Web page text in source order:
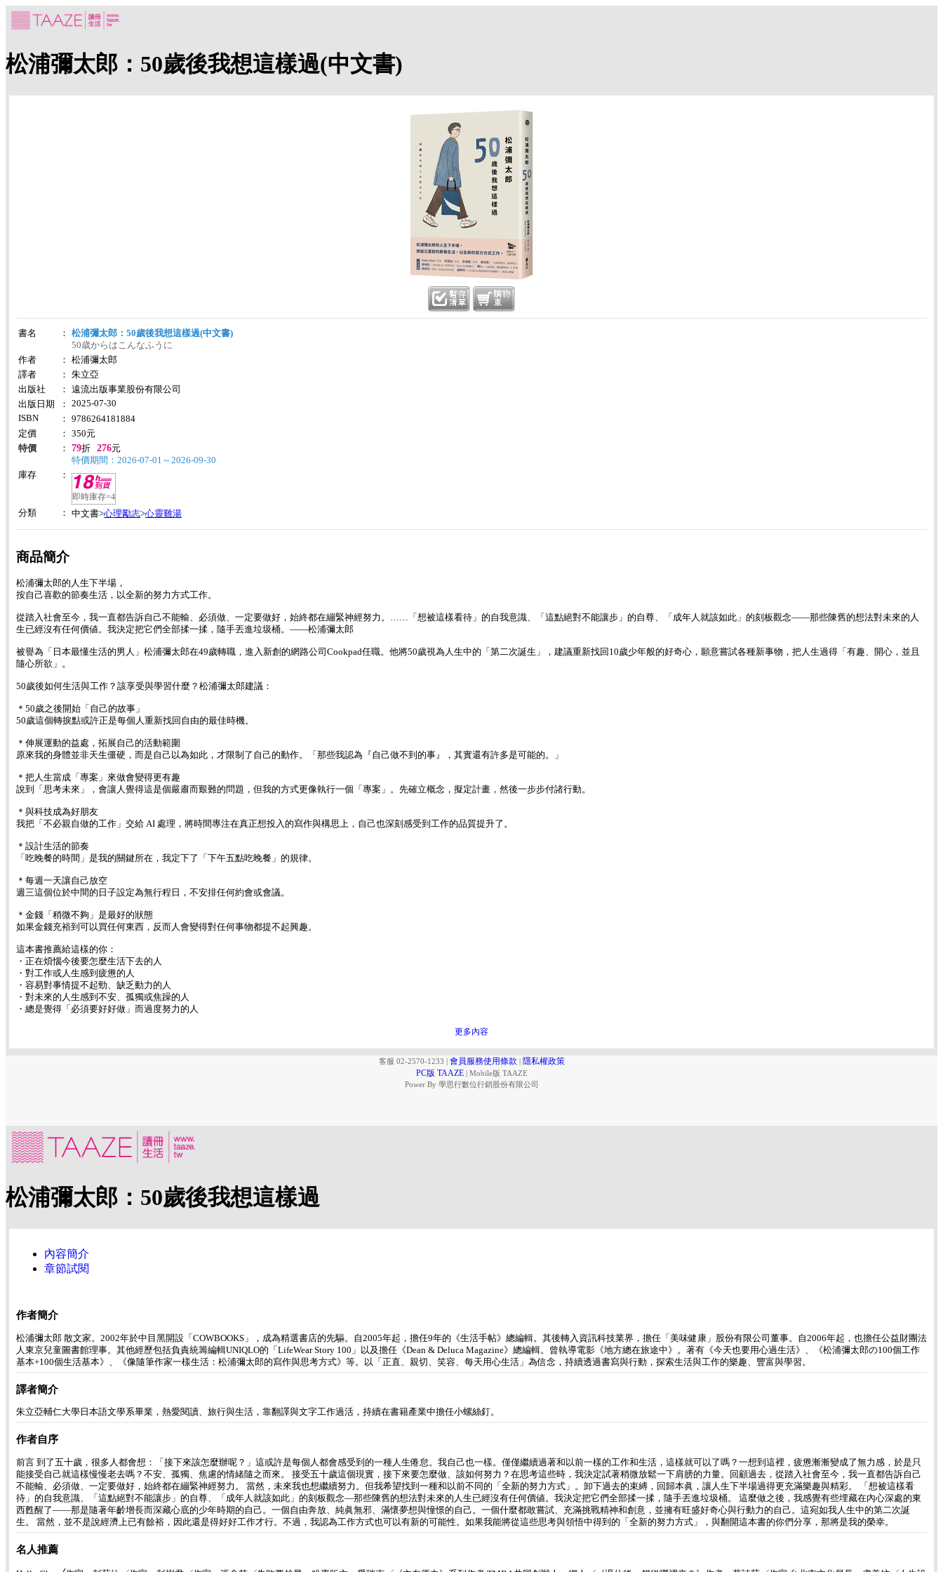
松浦彌太郎：50歲後我想這樣過(中文書)
書名 ：
松浦彌太郎：50歲後我想這樣過(中文書)
50歳からはこんなふうに
作者
：
松浦彌太郎
譯者
：
朱立亞
出版社
：
遠流出版事業股份有限公司
出版日期
：
2025-07-30
ISBN
：
9786264181884
定價
： 350元
特價
： 79折 276元
特價期間：2026-07-01～2026-09-30
庫存
：
即時庫存=4
分類
： 中文書>心理勵志>心靈雞湯
商品簡介
松浦彌太郎的人生下半場，
按自己喜歡的節奏生活，以全新的努力方式工作。
從踏入社會至今，我一直都告訴自己不能輸、必須做、一定要做好，始終都在繃緊神經努力。……「想被這樣看待」的自我意識、「這點絕對不能讓步」的自尊、「成年人就該如此」的刻板觀念——那些陳舊的想法對未來的人
生已經沒有任何價値。我決定把它們全部揉一揉，隨手丟進垃圾桶。——松浦彌太郎
被譽為「日本最懂生活的男人」松浦彌太郎在49歲轉職，進入新創的網路公司Cookpad任職。他將50歲視為人生中的「第二次誕生」，建議重新找回10歲少年般的好奇心，願意嘗試各種新事物，把人生過得「有趣、開心，並且
隨心所欲」。
50歲後如何生活與工作？該享受與學習什麼？松浦彌太郎建議：
＊50歲之後開始「自己的故事」
50歲這個轉捩點或許正是每個人重新找回自由的最佳時機。
＊伸展運動的益處，拓展自己的活動範圍
原來我的身體並非天生僵硬，而是自己以為如此，才限制了自己的動作。「那些我認為『自己做不到的事』，其實還有許多是可能的。」
＊把人生當成「專案」來做會變得更有趣
說到「思考未來」，會讓人覺得這是個嚴肅而艱難的問題，但我的方式更像執行一個「專案」。先確立概念，擬定計畫，然後一步步付諸行動。
＊與科技成為好朋友
我把「不必親自做的工作」交給 AI 處理，將時間專注在真正想投入的寫作與構思上，自己也深刻感受到工作的品質提升了。
＊設計生活的節奏
「吃晚餐的時間」是我的關鍵所在，我定下了「下午五點吃晚餐」的規律。
＊每週一天讓自己放空
週三這個位於中間的日子設定為無行程日，不安排任何約會或會議。
＊金錢「稍微不夠」是最好的狀態
如果金錢充裕到可以買任何東西，反而人會變得對任何事物都提不起興趣。
這本書推薦給這樣的你：
・正在煩惱今後要怎麼生活下去的人
・對工作或人生感到疲憊的人
・容易對事情提不起勁、缺乏動力的人
・對未來的人生感到不安、孤獨或焦躁的人
・總是覺得「必須要好好做」而過度努力的人
更多內容
客服 02-2570-1233 | 會員服務使用條款 | 隱私權政策
PC版 TAAZE | Mobile版 TAAZE
Power By 學思行數位行銷股份有限公司
松浦彌太郎：50歲後我想這樣過
內容簡介
章節試閱
作者簡介
松浦彌太郎 散文家。2002年於中目黑開設「COWBOOKS」，成為精選書店的先驅。自2005年起，擔任9年的《生活手帖》總編輯。其後轉入資訊科技業界，擔任「美味健康」股份有限公司董事。自2006年起，也擔任公益財團法
人東京兒童圖書館理事。其他經歷包括負責統籌編輯UNIQLO的「LifeWear Story 100」以及擔任《Dean & Deluca Magazine》總編輯。曾執導電影《地方總在旅途中》。著有《今天也要用心過生活》、《松浦彌太郎の100個工作
基本+100個生活基本》、《像隨筆作家一樣生活：松浦彌太郎的寫作與思考方式》等。以「正直、親切、笑容、每天用心生活」為信念，持續透過書寫與行動，探索生活與工作的樂趣、豐富與學習。
譯者簡介
朱立亞輔仁大學日本語文學系畢業，熱愛閱讀、旅行與生活，靠翻譯與文字工作過活，持續在書籍產業中擔任小螺絲釘。
作者自序
前言 到了五十歲，很多人都會想：「接下來該怎麼辦呢？」這或許是每個人都會感受到的一種人生倦怠。我自己也一樣。僅僅繼續過著和以前一樣的工作和生活，這樣就可以了嗎？一想到這裡，疲憊漸漸變成了無力感，於是只
能接受自己就這樣慢慢老去嗎？不安、孤獨、焦慮的情緒隨之而來。 接受五十歲這個現實，接下來要怎麼做、該如何努力？在思考這些時，我決定試著稍微放鬆一下肩膀的力量。回顧過去，從踏入社會至今，我一直都告訴自己
不能輸、必須做、一定要做好，始終都在繃緊神經努力。 當然，未來我也想繼續努力。但我希望找到一種和以前不同的「全新的努力方式」。卸下過去的束縛，回歸本眞，讓人生下半場過得更充滿樂趣與精彩。 「想被這樣看
待」的自我意識、「這點絕對不能讓步」的自尊、「成年人就該如此」的刻板觀念—那些陳舊的想法對未來的人生已經沒有任何價値。我決定把它們全部揉一揉，隨手丟進垃圾桶。 這麼做之後，我感覺有些埋藏在內心深處的東
西甦醒了——那是隨著年齡增長而深藏心底的少年時期的自己。一個自由奔放、純眞無邪、滿懷夢想與憧憬的自己。一個什麼都敢嘗試、充滿挑戰精神和創意，並擁有旺盛好奇心與行動力的自己。這宛如我人生中的第二次誕
生。 當然，並不是說經濟上已有餘裕，因此還是得好好工作才行。不過，我認為工作方式也可以有新的可能性。如果我能將從這些思考與領悟中得到的「全新的努力方式」，與翻開這本書的你們分享，那將是我的榮幸。
名人推薦